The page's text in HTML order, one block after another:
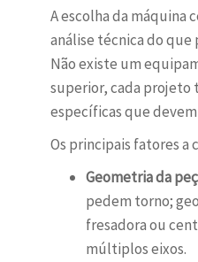
A escolha da máquina
análise técnica do que
Não existe um
superior, cada projeto
específicas que
Os principais fatores a
Geometria da
pedem torno;
fresadora ou
múltiplos eixos.